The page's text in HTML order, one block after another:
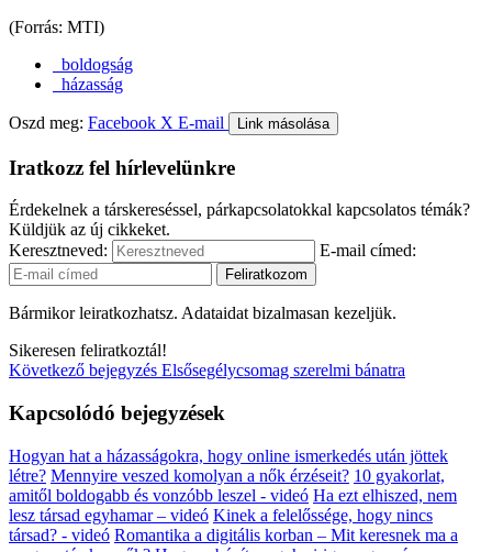
(Forrás: MTI)
boldogság
házasság
Oszd meg: Facebook X E-mail Link másolása
Iratkozz fel hírlevelünkre
Érdekelnek a társkereséssel, párkapcsolatokkal kapcsolatos témák?
Küldjük az új cikkeket.
Keresztneved:
E-mail címed:
Bármikor leiratkozhatsz. Adataidat bizalmasan kezeljük.
Sikeresen feliratkoztál!
Következő bejegyzés Elsősegélycsomag szerelmi bánatra
Kapcsolódó bejegyzések
Hogyan hat a házasságokra, hogy online ismerkedés után jöttek
létre? Mennyire veszed komolyan a nők érzéseit? 10 gyakorlat,
amitől boldogabb és vonzóbb leszel - videó Ha ezt elhiszed, nem
lesz társad egyhamar – videó Kinek a felelőssége, hogy nincs
társad? - videó Romantika a digitális korban – Mit keresnek ma a